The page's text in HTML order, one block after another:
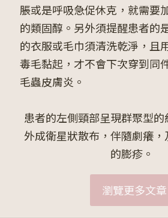
脹或是呼吸急促休克，就需要
的類固醇。另外須提醒患者的
的衣服或毛巾須清洗乾淨，且
毒毛黏起，才不會下次穿到同
毛蟲皮膚炎。
患者的左側頸部呈現群聚型
外成衛星狀散布，伴隨劇癢
的膨疹。
瀏覽更多文章